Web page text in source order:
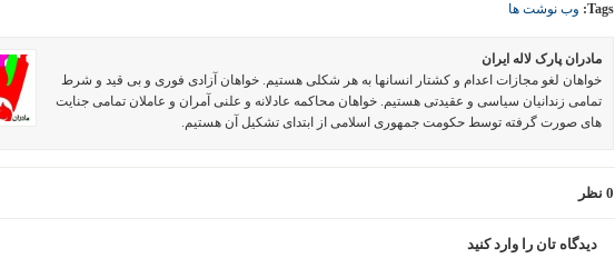
Tags: وب نوشت ها
مادران پارک لاله ایران
خواهان لغو مجازات اعدام و کشتار انسانها به هر شکلی هستیم. خواهان آزادی فوری و بی قید و شرط
تمامی زندانیان سیاسی و عقیدتی هستیم. خواهان محاکمه عادلانه و علنی آمران و عاملان تمامی جنایت
های صورت گرفته توسط حکومت جمهوری اسلامی از ابتدای تشکیل آن هستیم.
0 نظر
دیدگاه تان را وارد کنید